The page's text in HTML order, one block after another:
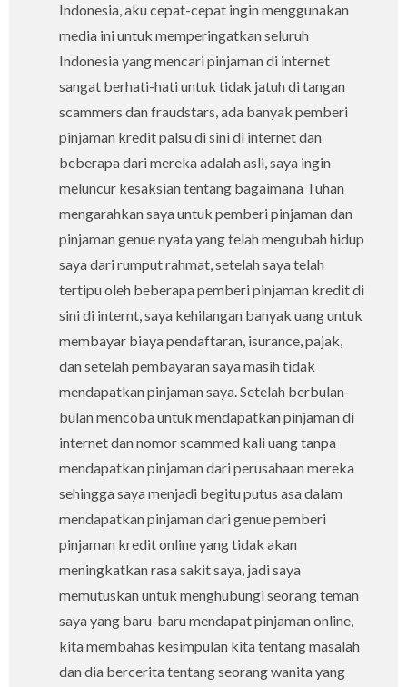
Indonesia, aku cepat-cepat ingin menggunakan
media ini untuk memperingatkan seluruh
Indonesia yang mencari pinjaman di internet
sangat berhati-hati untuk tidak jatuh di tangan
scammers dan fraudstars, ada banyak pemberi
pinjaman kredit palsu di sini di internet dan
beberapa dari mereka adalah asli, saya ingin
meluncur kesaksian tentang bagaimana Tuhan
mengarahkan saya untuk pemberi pinjaman dan
pinjaman genue nyata yang telah mengubah hidup
saya dari rumput rahmat, setelah saya telah
tertipu oleh beberapa pemberi pinjaman kredit di
sini di internt, saya kehilangan banyak uang untuk
membayar biaya pendaftaran, isurance, pajak,
dan setelah pembayaran saya masih tidak
mendapatkan pinjaman saya. Setelah berbulan-
bulan mencoba untuk mendapatkan pinjaman di
internet dan nomor scammed kali uang tanpa
mendapatkan pinjaman dari perusahaan mereka
sehingga saya menjadi begitu putus asa dalam
mendapatkan pinjaman dari genue pemberi
pinjaman kredit online yang tidak akan
meningkatkan rasa sakit saya, jadi saya
memutuskan untuk menghubungi seorang teman
saya yang baru-baru mendapat pinjaman online,
kita membahas kesimpulan kita tentang masalah
dan dia bercerita tentang seorang wanita yang